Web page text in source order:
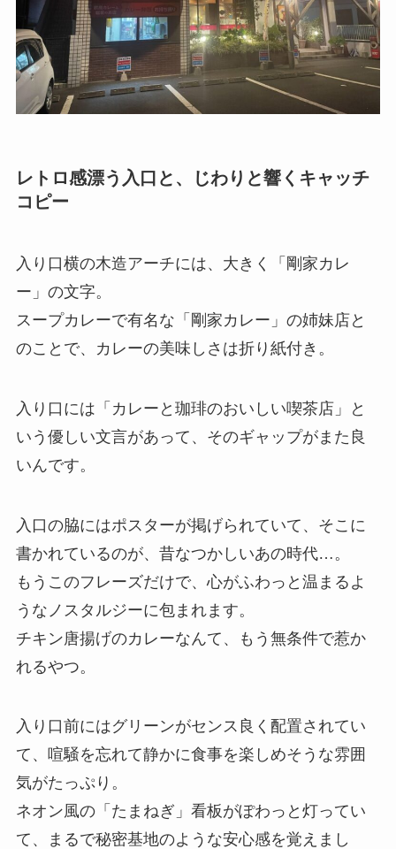
レトロ感漂う入口と、じわりと響くキャッチ
コピー
入り口横の木造アーチには、大きく「剛家カレ
ー」の文字。
スープカレーで有名な「剛家カレー」の姉妹店と
のことで、カレーの美味しさは折り紙付き。
入り口には「カレーと珈琲のおいしい喫茶店」と
いう優しい文言があって、そのギャップがまた良
いんです。
入口の脇にはポスターが掲げられていて、そこに
書かれているのが、昔なつかしいあの時代…。
もうこのフレーズだけで、心がふわっと温まるよ
うなノスタルジーに包まれます。
チキン唐揚げのカレーなんて、もう無条件で惹か
れるやつ。
入り口前にはグリーンがセンス良く配置されてい
て、喧騒を忘れて静かに食事を楽しめそうな雰囲
気がたっぷり。
ネオン風の「たまねぎ」看板がぽわっと灯ってい
て、まるで秘密基地のような安心感を覚えまし